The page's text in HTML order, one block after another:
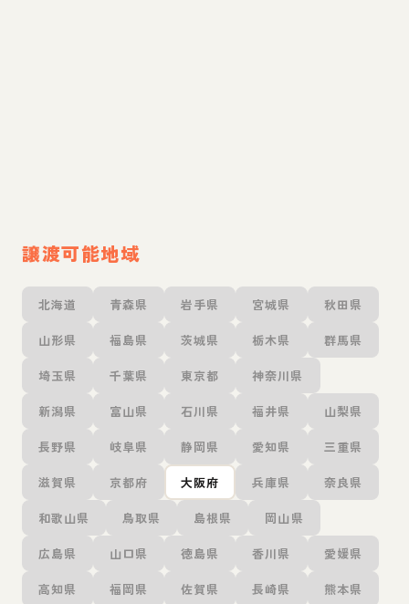
譲渡可能地域
北海道 青森県 岩手県 宮城県 秋田県
山形県 福島県 茨城県 栃木県 群馬県
埼玉県 千葉県 東京都 神奈川県
新潟県 富山県 石川県 福井県 山梨県
長野県 岐阜県 静岡県 愛知県 三重県
滋賀県 京都府 大阪府 兵庫県 奈良県
和歌山県 鳥取県 島根県 岡山県
広島県 山口県 徳島県 香川県 愛媛県
高知県 福岡県 佐賀県 長崎県 熊本県